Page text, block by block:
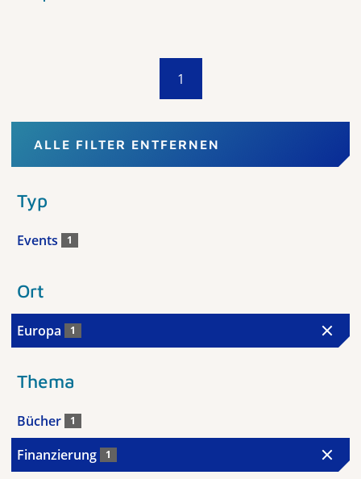
1
ALLE FILTER ENTFERNEN
Typ
Events 1
Ort
Europa 1
Thema
Bücher 1
Finanzierung 1